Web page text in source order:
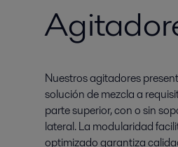
Nuestros agitadores
solución de mezcla a
parte superior, con o sin
lateral. La modularidad
optimizado garantiza